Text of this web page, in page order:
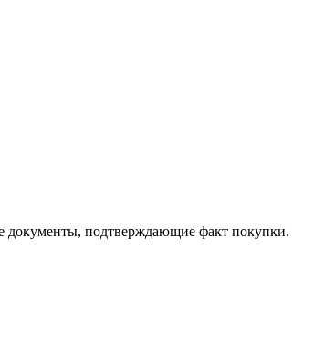
документы, подтверждающие факт покупки.